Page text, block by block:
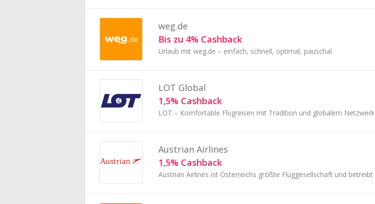
weg.de
Bis zu 4% Cashback
Urlaub mit weg.de – einfach, schnell, optimal, pauschal
LOT Global
1,5% Cashback
LOT – Komfortable Flugreisen mit Tradition und globalem Netzwerk
Austrian Airlines
1,5% Cashback